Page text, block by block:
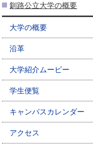
釧路公立大学の概要
大学の概要
沿革
大学紹介ムービー
学生便覧
キャンパスカレンダー
アクセス